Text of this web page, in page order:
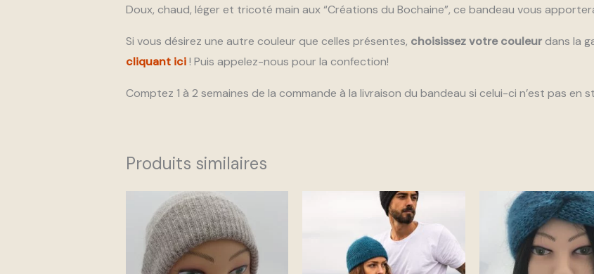
Doux, chaud, léger et tricoté main aux “Créations du Bochaine”, ce bandeau vous
Si vous désirez une autre couleur que celles présentes, choisissez votre couleurdans la
cliquant ici ! Puis appelez-nous pour la confection!
Comptez 1 à 2 semaines de la commande à la livraison du bandeau si celui-ci n’est pas en
Produits similaires
a
plusieurs
produit
plusieurs